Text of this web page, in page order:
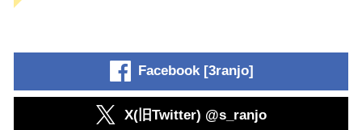
Facebook [3ranjo]
X(旧Twitter) @s_ranjo